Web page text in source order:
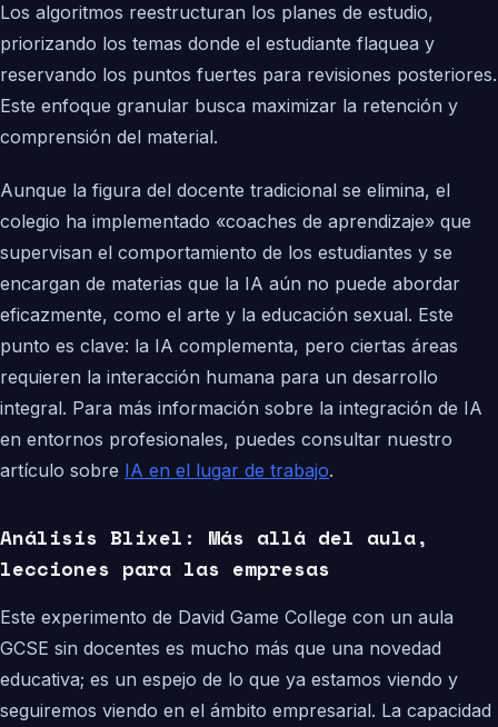
Los algoritmos reestructuran los planes de estudio,
priorizando los temas donde el estudiante flaquea y
reservando los puntos fuertes para revisiones posteriores.
Este enfoque granular busca maximizar la retención y
comprensión del material.
Aunque la figura del docente tradicional se elimina, el
colegio ha implementado «coaches de aprendizaje» que
supervisan el comportamiento de los estudiantes y se
encargan de materias que la IA aún no puede abordar
eficazmente, como el arte y la educación sexual. Este
punto es clave: la IA complementa, pero ciertas áreas
requieren la interacción humana para un desarrollo
integral. Para más información sobre la integración de IA
en entornos profesionales, puedes consultar nuestro
artículo sobre IA en el lugar de trabajo.
Análisis Blixel: Más allá del aula,
lecciones para las empresas
Este experimento de David Game College con un aula
GCSE sin docentes es mucho más que una novedad
educativa; es un espejo de lo que ya estamos viendo y
seguiremos viendo en el ámbito empresarial. La capacidad